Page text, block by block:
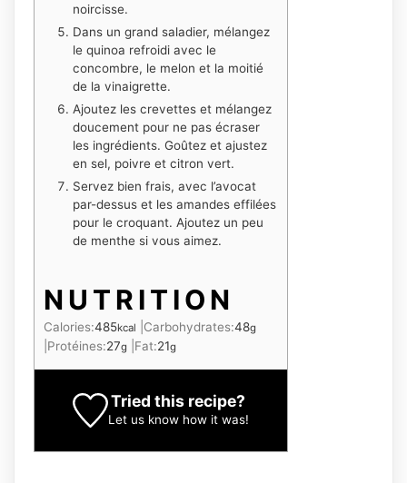
noircisse.
Dans un grand saladier, mélangez
le quinoa refroidi avec le
concombre, le melon et la moitié
de la vinaigrette.
Ajoutez les crevettes et mélangez
doucement pour ne pas écraser
les ingrédients. Goûtez et ajustez
en sel, poivre et citron vert.
Servez bien frais, avec l’avocat
par-dessus et les amandes effilées
pour le croquant. Ajoutez un peu
de menthe si vous aimez.
NUTRITION
Calories:485kcal Carbohydrates:48g
Protéines:27g Fat:21g
Tried this recipe?
Let us knowhow it was!